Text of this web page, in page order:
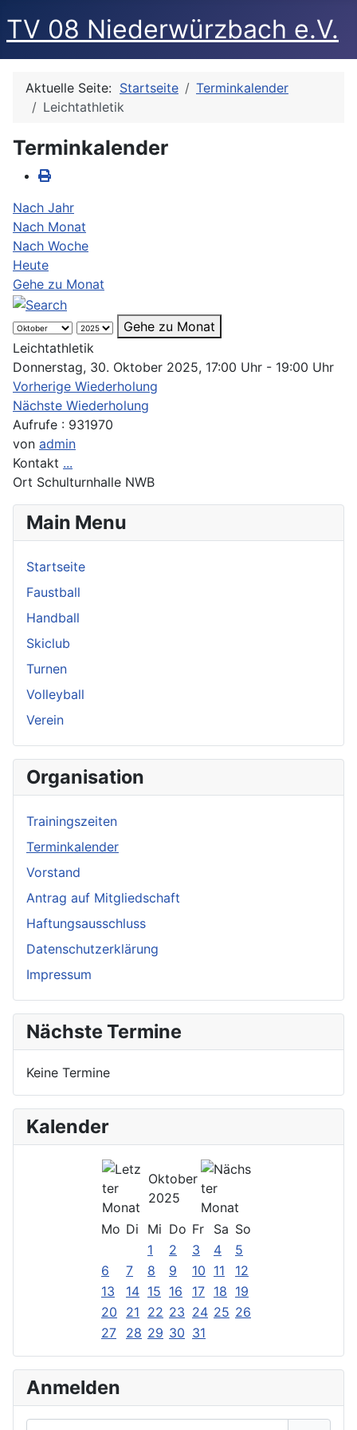
TV 08 Niederwürzbach e.V.
Aktuelle Seite: Startseite
Terminkalender
Leichtathletik
Terminkalender
Nach Jahr
Nach Monat
Nach Woche
Heute
Gehe zu Monat
Gehe zu Monat
Leichtathletik
Donnerstag, 30. Oktober 2025, 17:00 Uhr - 19:00 Uhr
Vorherige Wiederholung
Nächste Wiederholung
Aufrufe : 931970
von admin
Kontakt ...
Ort Schulturnhalle NWB
Main Menu
Startseite
Faustball
Handball
Skiclub
Turnen
Volleyball
Verein
Organisation
Trainingszeiten
Terminkalender
Vorstand
Antrag auf Mitgliedschaft
Haftungsausschluss
Datenschutzerklärung
Impressum
Nächste Termine
Keine Termine
Kalender
Oktober
2025
Mo Di Mi Do Fr Sa So
1
2 3 4
5
6
7 8 9 10 11
12
13
14 15 16 17 18 19
20
21 22 23 24 25 26
27
28 29 30 31
Anmelden